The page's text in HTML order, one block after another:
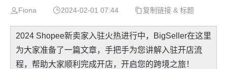
Fiona 2024-02-01 07:44 复制链接 & 标题